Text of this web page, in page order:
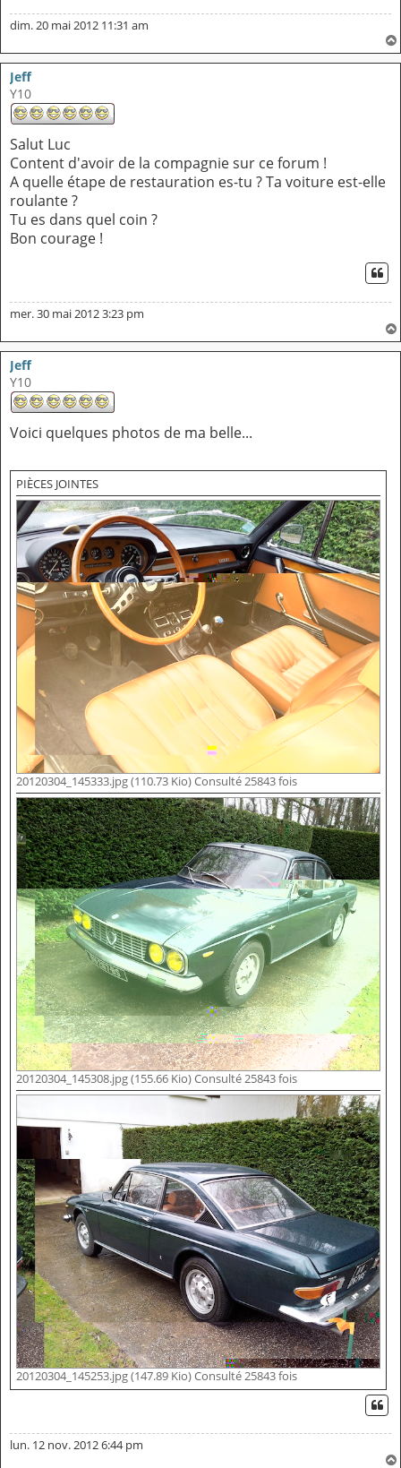
dim. 20 mai 2012 11:31 am
Jeff
Y10
Salut Luc
Content d'avoir de la compagnie sur ce forum !
A quelle étape de restauration es-tu ? Ta voiture est-elle
roulante ?
Tu es dans quel coin ?
Bon courage !
mer. 30 mai 2012 3:23 pm
Jeff
Y10
Voici quelques photos de ma belle...
PIÈCES JOINTES
20120304_145333.jpg (110.73 Kio) Consulté 25843 fois
20120304_145308.jpg (155.66 Kio) Consulté 25843 fois
20120304_145253.jpg (147.89 Kio) Consulté 25843 fois
lun. 12 nov. 2012 6:44 pm